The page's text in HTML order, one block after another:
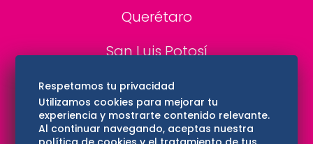
Querétaro
San Luis Potosí
Edomex
Consultas
Respetamos tu privacidad
Utilizamos cookies para mejorar tu
experiencia y mostrarte contenido relevante.
Al continuar navegando, aceptas nuestra